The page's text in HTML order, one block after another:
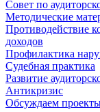
Совет по
Методические
Противодействие
доходов
Профилактика
Судебная практика
Развитие
Антикризис
Обсуждаем